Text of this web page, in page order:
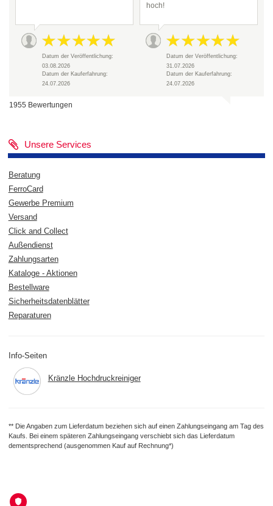
Datum der Veröffentlichung:
03.08.2026
Datum der Kauferfahrung:
24.07.2026
hoch!
Datum der Veröffentlichung:
31.07.2026
Datum der Kauferfahrung:
24.07.2026
1955 Bewertungen
Unsere Services
Beratung
FerroCard
Gewerbe Premium
Versand
Click and Collect
Außendienst
Zahlungsarten
Kataloge - Aktionen
Bestellware
Sicherheitsdatenblätter
Reparaturen
Info-Seiten
Kränzle Hochdruckreiniger
** Die Angaben zum Lieferdatum beziehen sich auf einen Zahlungseingang am Tag des
Kaufs. Bei einem späteren Zahlungseingang verschiebt sich das Lieferdatum
dementsprechend (ausgenommen Kauf auf Rechnung*)